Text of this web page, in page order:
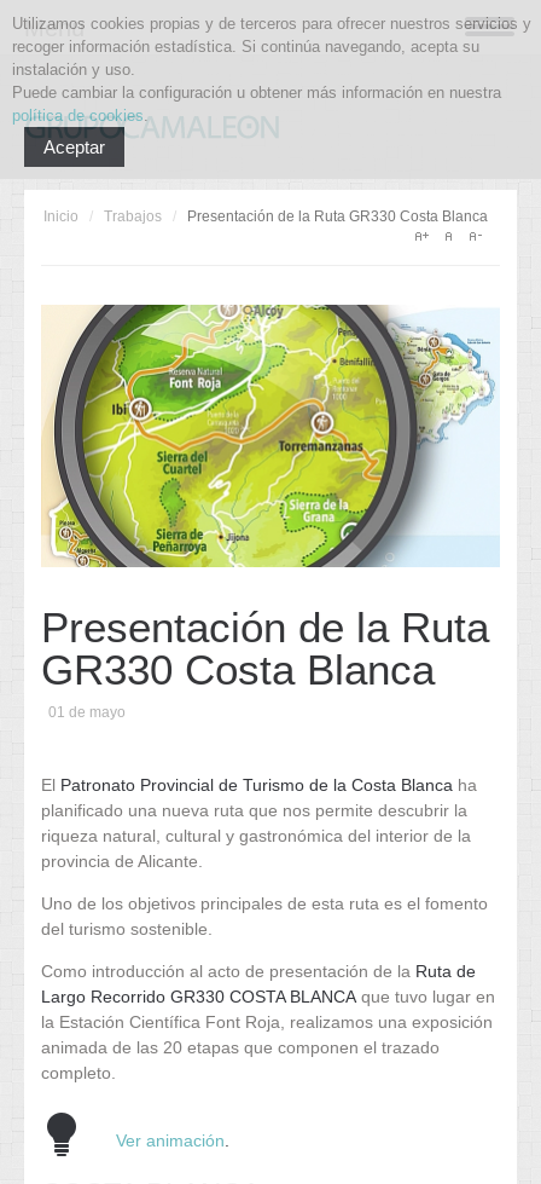
Utilizamos cookies propias y de terceros para ofrecer nuestros servicios y
recoger información estadística. Si continúa navegando, acepta su
instalación y uso.
Puede cambiar la configuración u obtener más información en nuestra
política de cookies.
Aceptar
Menu
Inicio / Trabajos / Presentación de la Ruta GR330 Costa Blanca
Presentación de la Ruta
GR330 Costa Blanca
01 de mayo
El Patronato Provincial de Turismo de la Costa Blanca ha
planificado una nueva ruta que nos permite descubrir la
riqueza natural, cultural y gastronómica del interior de la
provincia de Alicante.
Uno de los objetivos principales de esta ruta es el fomento
del turismo sostenible.
Como introducción al acto de presentación de la Ruta de
Largo Recorrido GR330 COSTA BLANCAque tuvo lugar en
la Estación Científica Font Roja, realizamos una exposición
animada de las 20 etapas que componen el trazado
completo.
Ver animación.